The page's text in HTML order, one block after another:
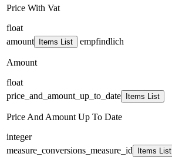
Price With Vat
float
amount
Items List empfindlich
Amount
float
price_and_amount_up_to_date
Items List
Price And Amount Up To Date
integer
measure_conversions_measure_id
Items List